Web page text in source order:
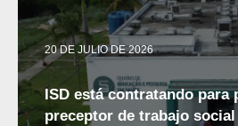
20 DE JULIO DE 2026
ISD está contratando para
preceptor de trabajo social